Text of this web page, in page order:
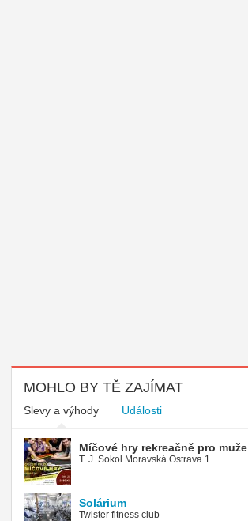
MOHLO BY TĚ ZAJÍMAT
Slevy a výhody Události
Míčové hry rekreačně pro muže
T. J. Sokol Moravská Ostrava 1
Solárium
Twister fitness club